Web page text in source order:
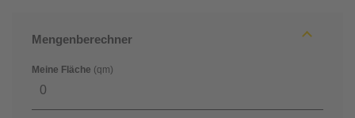
Mengenberechner
Meine Fläche (qm)